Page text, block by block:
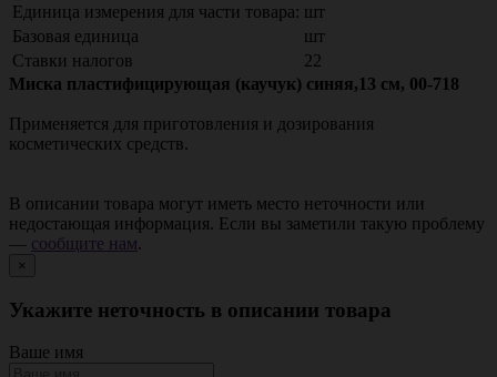
Единица измерения для части товара: шт
Базовая единица
шт
Ставки налогов
22
Миска пластифицирующая (каучук) синяя,13 см, 00-718
Применяется для приготовления и дозирования
косметических средств.
В описании товара могут иметь место неточности или
недостающая информация. Если вы заметили такую проблему
— сообщите нам.
×
Укажите неточность в описании товара
Ваше имя